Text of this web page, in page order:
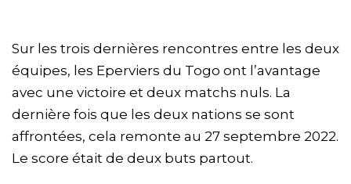
Sur les trois dernières rencontres entre les deux
équipes, les Eperviers du Togo ont l’avantage
avec une victoire et deux matchs nuls. La
dernière fois que les deux nations se sont
affrontées, cela remonte au 27 septembre 2022.
Le score était de deux buts partout.